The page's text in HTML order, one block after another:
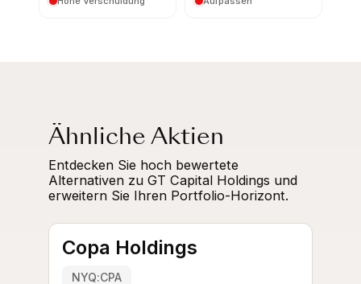
Ähnliche Aktien
Entdecken Sie hoch bewertete
Alternativen zu GT Capital Holdings und
erweitern Sie Ihren Portfolio-Horizont.
Copa Holdings
NYQ:CPA